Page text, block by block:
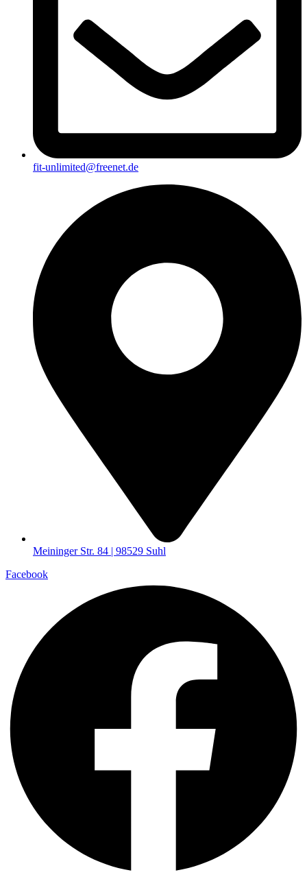
fit-unlimited@freenet.de
Meininger Str. 84 | 98529 Suhl
Facebook